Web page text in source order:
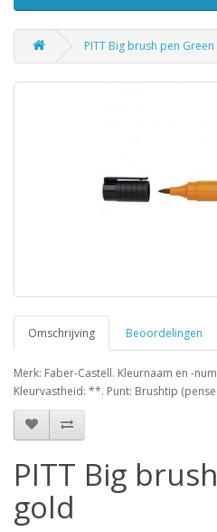
PITT Big brush pen
Omschrijving Beoordelingen
Merk: Faber-Castell. Kleurnaam en -
Kleurvastheid: **. Punt: Brushtip
PITT Big
gold